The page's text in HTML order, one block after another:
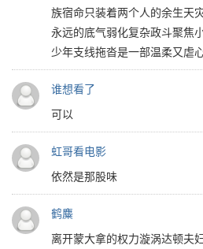
族宿命只装着两个人的余生天
永远的底气弱化复杂政斗聚焦
少年支线拖沓是一部温柔又虐
谁想看了
可以
虹哥看电影
依然是那股味
鹤麋
离开蒙大拿的权力漩涡达顿夫